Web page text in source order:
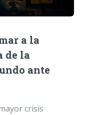
a la
de la
ante
crisis